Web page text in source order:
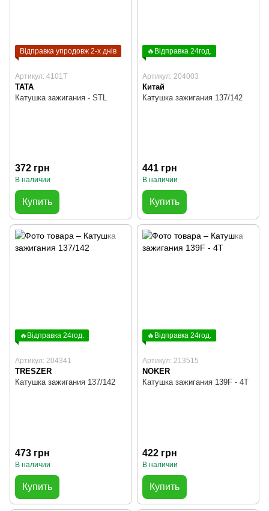
Відправка упродовж 2-х днів
Артикул: 4101T
TATA
Катушка зажигания - STL
372 грн
В наличии
Купить
🔥Відправка 24год.
Артикул: 204003
Китай
Катушка зажигания 137/142
441 грн
В наличии
Купить
🔥Відправка 24год.
Артикул: 204341
TRESZER
Катушка зажигания 137/142
473 грн
В наличии
Купить
🔥Відправка 24год.
Артикул: 213515
NOKER
Катушка зажигания 139F - 4T
422 грн
В наличии
Купить